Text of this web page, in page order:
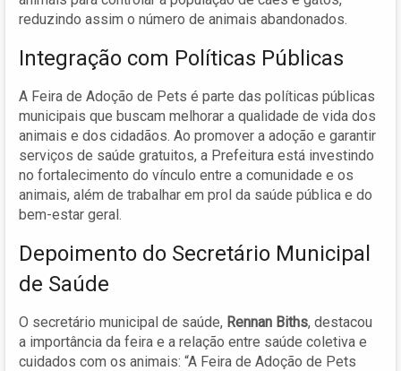
reduzindo assim o número de animais abandonados.
Integração com Políticas Públicas
A Feira de Adoção de Pets é parte das políticas públicas
municipais que buscam melhorar a qualidade de vida dos
animais e dos cidadãos. Ao promover a adoção e garantir
serviços de saúde gratuitos, a Prefeitura está investindo
no fortalecimento do vínculo entre a comunidade e os
animais, além de trabalhar em prol da saúde pública e do
bem-estar geral.
Depoimento do Secretário Municipal
de Saúde
O secretário municipal de saúde, Rennan Biths, destacou
a importância da feira e a relação entre saúde coletiva e
cuidados com os animais: “A Feira de Adoção de Pets